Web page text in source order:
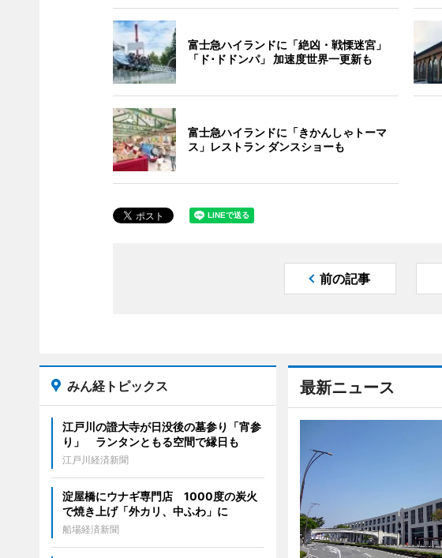
富士急ハイランドに「絶凶・戦慄迷宮」
「ド･ドドンパ」 加速度世界一更新も
富士急ハイランドに「きかんしゃトーマ
ス」レストラン ダンスショーも
前の記事
最新ニュース
みん経トピックス
江戸川の證大寺が日没後の墓参り「宵参
り」 ランタンともる空間で縁日も
江戸川経済新聞
淀屋橋にウナギ専門店 1000度の炭火
で焼き上げ「外カリ、中ふわ」に
船場経済新聞